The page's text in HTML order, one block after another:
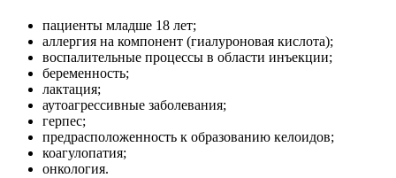
пациенты младше 18 лет;
аллергия на компонент (гиалуроновая кислота);
воспалительные процессы в области инъекции;
беременность;
лактация;
аутоагрессивные заболевания;
герпес;
предрасположенность к образованию келоидов;
коагулопатия;
онкология.